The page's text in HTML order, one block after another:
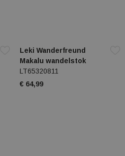
Leki Wanderfreund
Makalu wandelstok
LT65320811
€ 64,99